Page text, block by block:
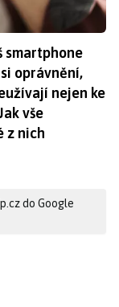
smartphone
oprávnění,
nejen ke
vše
z nich
do Google